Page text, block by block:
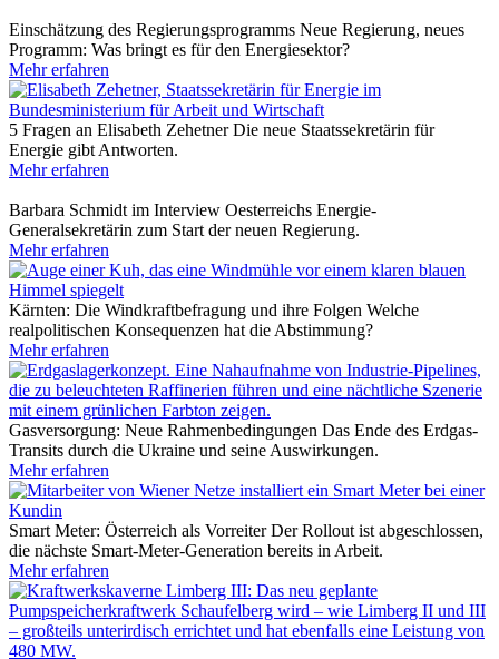
Einschätzung des Regierungsprogramms Neue Regierung, neues
Programm: Was bringt es für den Energiesektor?
Mehr erfahren
5 Fragen an Elisabeth ZehetnerDie neue Staatssekretärin für
Energie gibt Antworten.
Mehr erfahren
Barbara Schmidt im Interview Oesterreichs Energie-
Generalsekretärin zum Start der neuen Regierung.
Mehr erfahren
Kärnten: Die Windkraftbefragung und ihre Folgen Welche
realpolitischen Konsequenzen hat die Abstimmung?
Mehr erfahren
Gasversorgung: Neue Rahmenbedingungen Das Ende des Erdgas-
Transits durch die Ukraine und seine Auswirkungen.
Mehr erfahren
Smart Meter: Österreich als VorreiterDer Rollout ist abgeschlossen,
die nächste Smart-Meter-Generation bereits in Arbeit.
Mehr erfahren